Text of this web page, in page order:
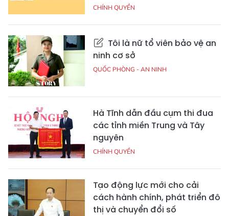
CHÍNH QUYỀN
Tôi là nữ tổ viên bảo vệ an
ninh cơ sở
QUỐC PHÒNG - AN NINH
Hà Tĩnh dẫn đầu cụm thi đua
các tỉnh miền Trung và Tây
nguyên
CHÍNH QUYỀN
Tạo động lực mới cho cải
cách hành chính, phát triển đô
thị và chuyển đổi số